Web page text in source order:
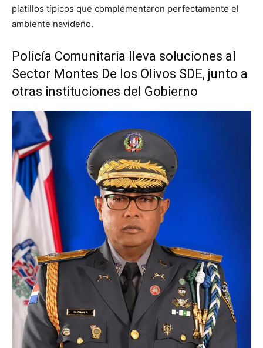
platillos típicos que complementaron perfectamente el
ambiente navideño.
Policía Comunitaria lleva soluciones al
Sector Montes De los Olivos SDE, junto a
otras instituciones del Gobierno